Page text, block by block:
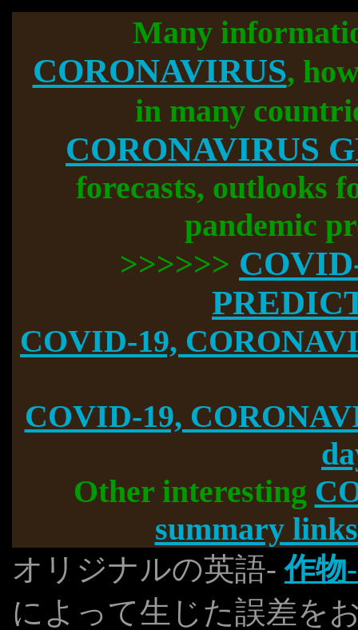
Many
CORONAVIRUS,
in many
CORONAVIRUS
forecasts, outlooks
pandemic
>>>>>>
COVID-19,
COVID-19,
Other interesting
summary
オリジナルの英語-作物
によって生じた誤差を